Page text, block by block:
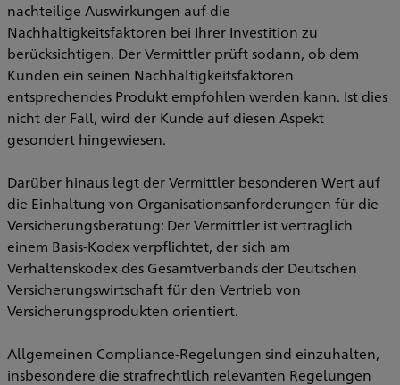
nachteilige Auswirkungen auf die
Nachhaltigkeitsfaktoren bei Ihrer Investition zu
berücksichtigen. Der Vermittler prüft sodann, ob dem
Kunden ein seinen Nachhaltigkeitsfaktoren
entsprechendes Produkt empfohlen werden kann. Ist dies
nicht der Fall, wird der Kunde auf diesen Aspekt
gesondert hingewiesen.
Darüber hinaus legt der Vermittler besonderen Wert auf
die Einhaltung von Organisationsanforderungen für die
Versicherungsberatung: Der Vermittler ist vertraglich
einem Basis-Kodex verpflichtet, der sich am
Verhaltenskodex des Gesamtverbands der Deutschen
Versicherungswirtschaft für den Vertrieb von
Versicherungsprodukten orientiert.
Allgemeinen Compliance-Regelungen sind einzuhalten,
insbesondere die strafrechtlich relevanten Regelungen